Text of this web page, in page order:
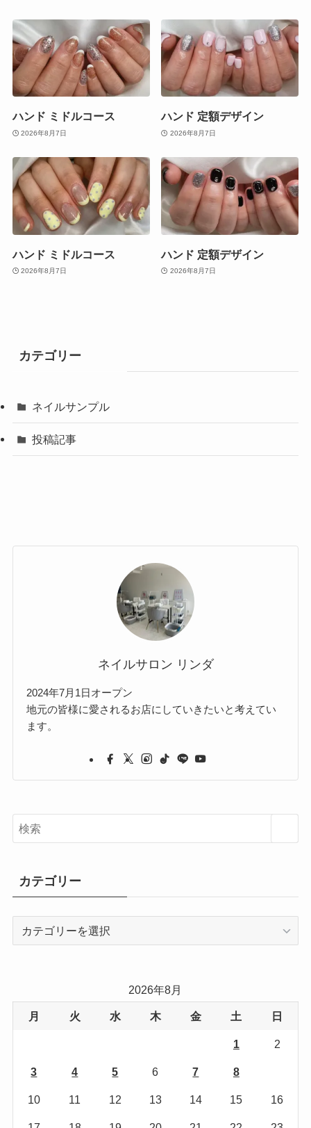
ハンド ミドルコース
2026年8月7日
ハンド 定額デザイン
2026年8月7日
ハンド ミドルコース
2026年8月7日
ハンド 定額デザイン
2026年8月7日
カテゴリー
ネイルサンプル
投稿記事
ネイルサロン リンダ
2024年7月1日オープン
地元の皆様に愛されるお店にしていきたいと考えてい
ます。
カテゴリー
2026年8月
月 火 水 木 金 土 日
1 2
3 4 5 6 7 8
10 11 12 13 14 15 16